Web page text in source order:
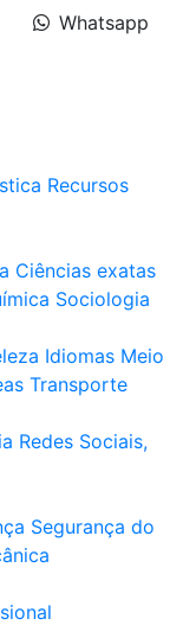
Whatsapp
Recursos
Ciências exatas
Sociologia
Idiomas Meio
Transporte
Redes Sociais,
Segurança do